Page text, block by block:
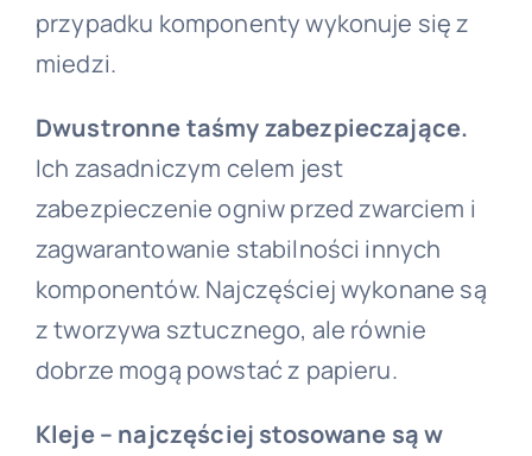
przypadku komponenty wykonuje się z
miedzi.
Dwustronne taśmy zabezpieczające.
Ich zasadniczym celem jest
zabezpieczenie ogniw przed zwarciem i
zagwarantowanie stabilności innych
komponentów. Najczęściej wykonane są
z tworzywa sztucznego, ale równie
dobrze mogą powstać z papieru.
Kleje – najczęściej stosowane są w